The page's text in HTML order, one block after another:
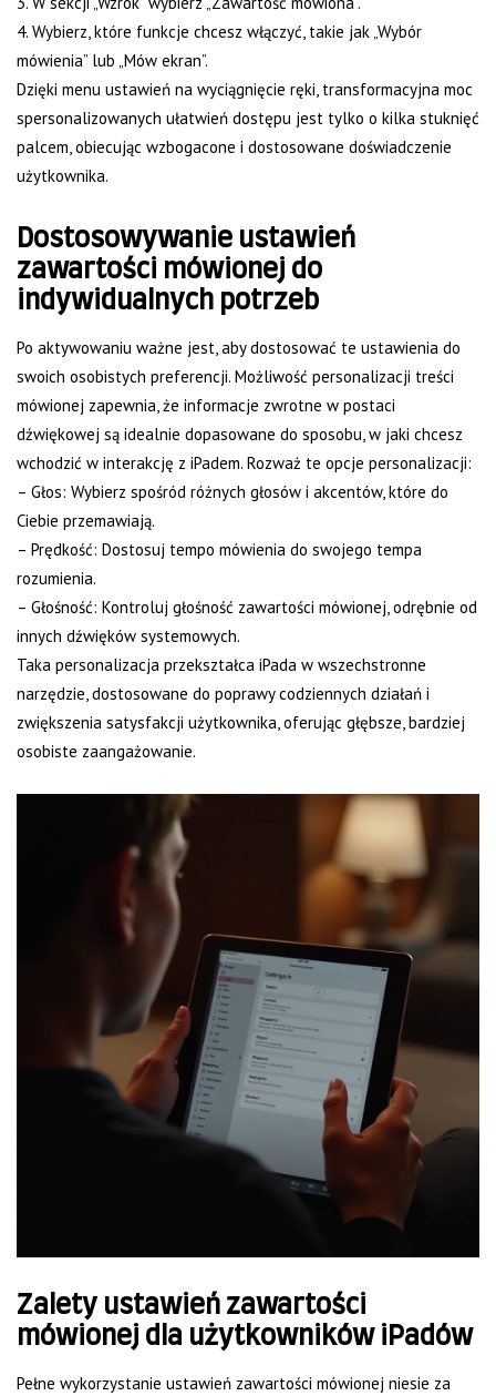
4. Wybierz, które funkcje chcesz włączyć, takie jak „Wybór
mówienia” lub „Mów ekran”.
Dzięki menu ustawień na wyciągnięcie ręki, transformacyjna moc
spersonalizowanych ułatwień dostępu jest tylko o kilka stuknięć
palcem, obiecując wzbogacone i dostosowane doświadczenie
użytkownika.
Dostosowywanie ustawień
zawartości mówionej do
indywidualnych potrzeb
Po aktywowaniu ważne jest, aby dostosować te ustawienia do
swoich osobistych preferencji. Możliwość personalizacji treści
mówionej zapewnia, że informacje zwrotne w postaci
dźwiękowej są idealnie dopasowane do sposobu, w jaki chcesz
wchodzić w interakcję z iPadem. Rozważ te opcje personalizacji:
– Głos: Wybierz spośród różnych głosów i akcentów, które do
Ciebie przemawiają.
– Prędkość: Dostosuj tempo mówienia do swojego tempa
rozumienia.
– Głośność: Kontroluj głośność zawartości mówionej, odrębnie od
innych dźwięków systemowych.
Taka personalizacja przekształca iPada w wszechstronne
narzędzie, dostosowane do poprawy codziennych działań i
zwiększenia satysfakcji użytkownika, oferując głębsze, bardziej
osobiste zaangażowanie.
Zalety ustawień zawartości
mówionej dla użytkowników iPadów
Pełne wykorzystanie ustawień zawartości mówionej niesie za